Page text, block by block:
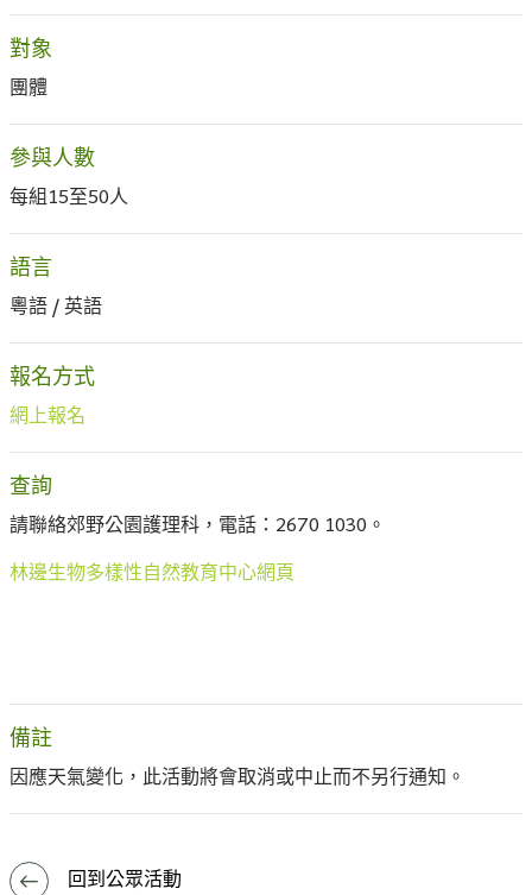
對象
團體
參與人數
每組15至50人
語言
粵語 / 英語
報名方式
網上報名
查詢
請聯絡郊野公園護理科，電話：2670 1030。
林邊生物多樣性自然教育中心網頁
備註
因應天氣變化，此活動將會取消或中止而不另行通知。
回到公眾活動